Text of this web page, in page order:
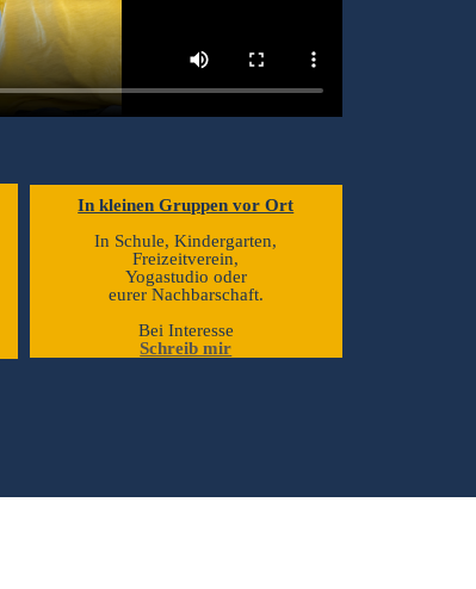
In kleinen Gruppen vor Ort
In Schule, Kindergarten,
Freizeitverein,
Yogastudio oder
eurer Nachbarschaft.
Bei Interesse
Schreib mir